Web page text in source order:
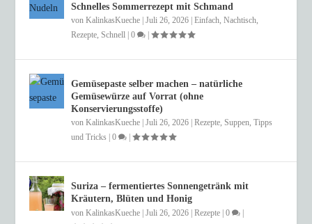
Schnelles Sommerrezept mit Schmand
vonKalinkasKueche |Juli 26, 2026 |Einfach,Nachtisch,
Rezepte,Schnell |0 |
Gemüsepaste selber machen – natürliche
Gemüsewürze auf Vorrat (ohne
Konservierungsstoffe)
vonKalinkasKueche |Juli 26, 2026 |Rezepte,Suppen,Tipps
und Tricks
|0 |
Suriza – fermentiertes Sonnengetränk mit
Kräutern, Blüten und Honig
vonKalinkasKueche |Juli 26, 2026 |Rezepte |0